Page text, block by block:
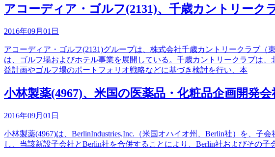
アコーディア・ゴルフ(2131)、千歳カントリーク
2016年09月01日
アコーディア・ゴルフ(2131)グループは、株式会社千歳カントリークラブ
は、ゴルフ場およびホテル事業を展開している。千歳カントリークラブは
益計画やゴルフ場のポートフォリオ戦略などに基づき検討を行い、本
小林製薬(4967)、米国の医薬品・化粧品企画開発
2016年09月01日
小林製薬(4967)は、BerlinIndustries,Inc.（米国オハイオ州、Berlin社）を、子
し、当該新設子会社とBerlin社を合併することにより、Berlin社およびその子